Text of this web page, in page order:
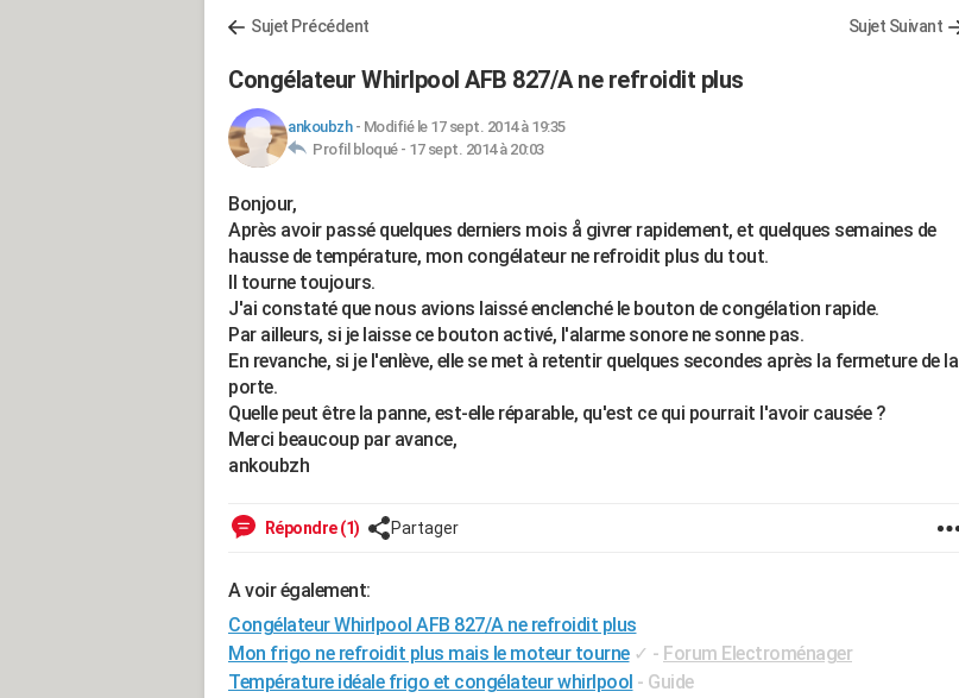
Sujet Précédent Sujet Suivant
Congélateur Whirlpool AFB 827/A ne refroidit plus
ankoubzh- Modifié le 17 sept. 2014 à 19:35
Profil bloqué - 17 sept. 2014 à 20:03
Bonjour,
Après avoir passé quelques derniers mois å givrer rapidement, et quelques semaines de
hausse de température, mon congélateur ne refroidit plus du tout.
Il tourne toujours.
J'ai constaté que nous avions laissé enclenché le bouton de congélation rapide.
Par ailleurs, si je laisse ce bouton activé, l'alarme sonore ne sonne pas.
En revanche, si je l'enlève, elle se met à retentir quelques secondes après la fermeture de la
porte.
Quelle peut être la panne, est-elle réparable, qu'est ce qui pourrait l'avoir causée ?
Merci beaucoup par avance,
ankoubzh
Répondre (1) Partager
A voir également:
Congélateur Whirlpool AFB 827/A ne refroidit plus
Mon frigo ne refroidit plus mais le moteur tourne ✓ - Forum Electroménager
Température idéale frigo et congélateur whirlpool - Guide